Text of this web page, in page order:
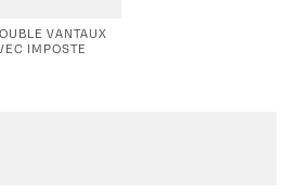
VANTAUX
IMPOSTE